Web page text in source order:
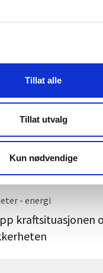
Tillat alle
Tillat utvalg
Kun nødvendige
2020
- energi
kraftsituasjonen